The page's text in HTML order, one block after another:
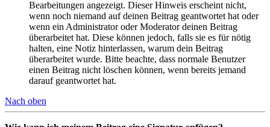
Bearbeitungen angezeigt. Dieser Hinweis erscheint nicht,
wenn noch niemand auf deinen Beitrag geantwortet hat oder
wenn ein Administrator oder Moderator deinen Beitrag
überarbeitet hat. Diese können jedoch, falls sie es für nötig
halten, eine Notiz hinterlassen, warum dein Beitrag
überarbeitet wurde. Bitte beachte, dass normale Benutzer
einen Beitrag nicht löschen können, wenn bereits jemand
darauf geantwortet hat.
Nach oben